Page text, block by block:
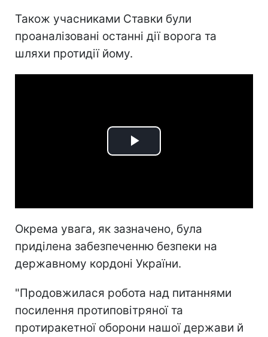
Також учасниками Ставки були
проаналізовані останні дії ворога та
шляхи протидії йому.
Play
Окрема увага, як зазначено, була
приділена забезпеченню безпеки на
державному кордоні України.
"Продовжилася робота над питаннями
посилення протиповітряної та
протиракетної оборони нашої держави й